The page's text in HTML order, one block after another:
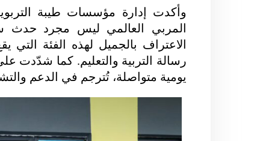
وأكدت إدارة مؤسسات طيبة
المربي العالمي ليس مجرد حدث
الاعتراف بالجميل لهذه الفئة
رسالة التربية والتعليم. كما شدّدت
يومية متواصلة، تُترجم في الدعم